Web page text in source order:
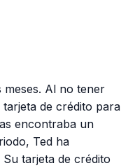
meses. Al no tener
de crédito para
encontraba un
Ted ha
tarjeta de crédito